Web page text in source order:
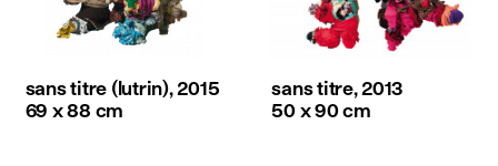
sans titre (lutrin), 2015
69 x 88 cm
sans titre, 2013
50 x 90 cm